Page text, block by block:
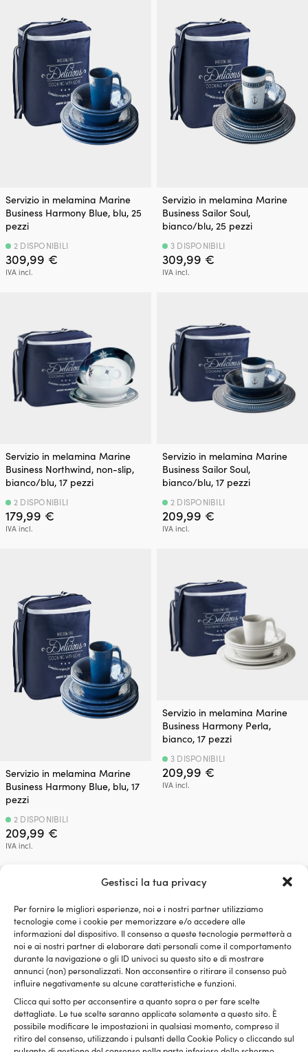
Gestisci la tua privacy
Per fornire le migliori esperienze, noi e i nostri partner utilizziamo
tecnologie come i cookie per memorizzare e/o accedere alle
informazioni del dispositivo. Il consenso a queste tecnologie permetterà a
noi e ai nostri partner di elaborare dati personali come il comportamento
durante la navigazione o gli ID univoci su questo sito e di mostrare
annunci (non) personalizzati. Non acconsentire o ritirare il consenso può
influire negativamente su alcune caratteristiche e funzioni.
Clicca qui sotto per acconsentire a quanto sopra o per fare scelte
dettagliate. Le tue scelte saranno applicate solamente a questo sito. È
possibile modificare le impostazioni in qualsiasi momento, compreso il
ritiro del consenso, utilizzando i pulsanti della Cookie Policy o cliccando sul
Servizio in melamina Marine
Business Harmony Blue, blu, 25
pezzi
309,99 €
IVA incl.
2 DISPONIBILI
Servizio in melamina Marine
Business Sailor Soul,
bianco/blu, 25 pezzi
309,99 €
IVA incl.
3 DISPONIBILI
Servizio in melamina Marine
Business Northwind, non-slip,
bianco/blu, 17 pezzi
179,99 €
IVA incl.
2 DISPONIBILI
Servizio in melamina Marine
Business Sailor Soul,
bianco/blu, 17 pezzi
209,99 €
IVA incl.
2 DISPONIBILI
Servizio in melamina Marine
Business Harmony Blue, blu, 17
pezzi
209,99 €
IVA incl.
2 DISPONIBILI
Servizio in melamina Marine
Business Harmony Perla,
bianco, 17 pezzi
209,99 €
IVA incl.
3 DISPONIBILI
Servizio in melamina Couleur
Mer Marina, bianco/blu, 16
Servizio in melamina Marine
Business Northwind Square,